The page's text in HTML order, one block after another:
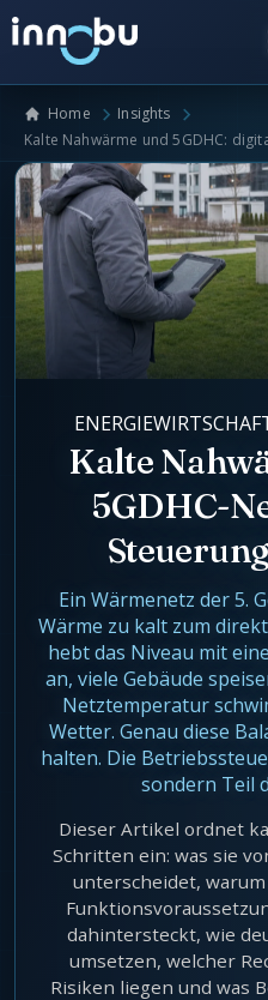
Home
Insights
Frameworks
Energieversorger
Marktrollen
Künstliche Intelligenz
Agentic Harness
Über uns
Team
Glossar
Kontakt
Home
Insights
Kalte Nahwärme und 5GDHC:
Kalte
5GDHC-
Ein Wärmenetz der 5.
Wärme zu kalt zum
hebt das Niveau mit
an, viele Gebäude
Netztemperatur
Wetter. Genau diese
halten. Die
sondern Teil
Dieser Artikel ordnet
Schritten ein: was sie
unterscheidet,
dahintersteckt, wie
umsetzen, welcher
Risiken liegen und was